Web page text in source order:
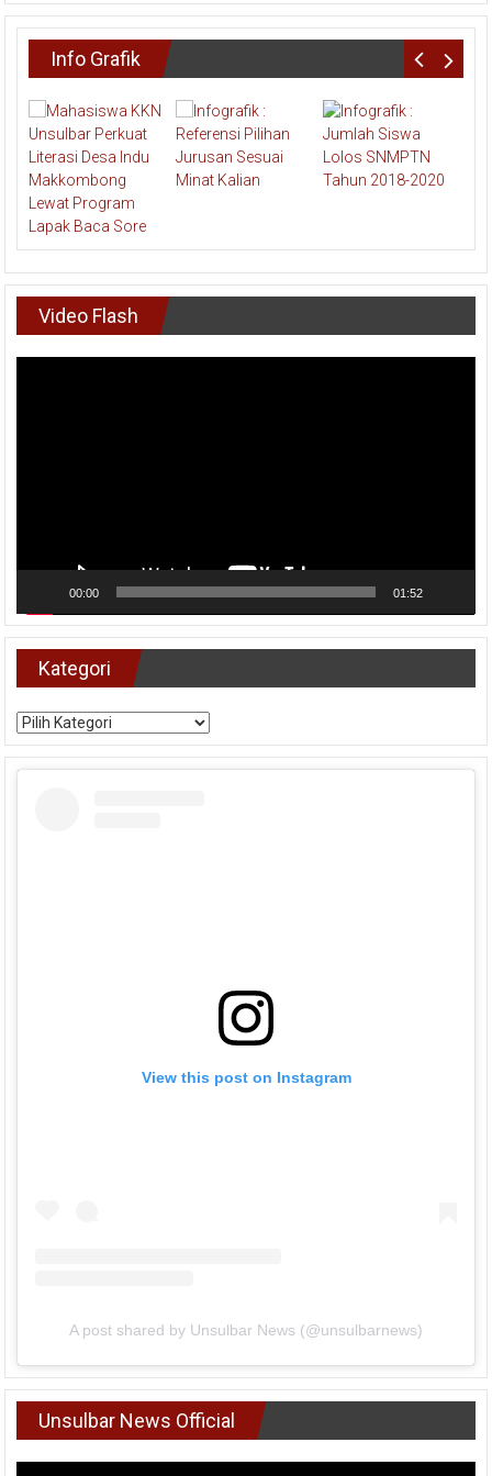
Info Grafik
Video Flash
00:00 01:52
Kategori
Kategori
View this post on Instagram
A post shared by Unsulbar News (@unsulbarnews)
Unsulbar News Official